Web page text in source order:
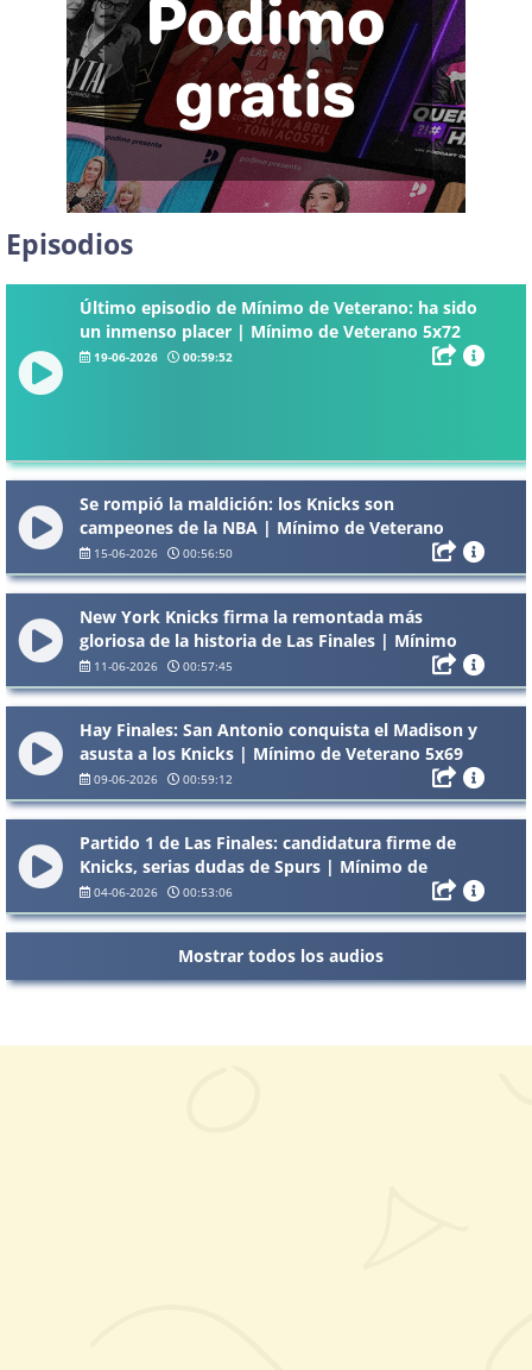
Episodios
Último episodio de Mínimo de Veterano: ha sido
un inmenso placer | Mínimo de Veterano 5x72
19-06-2026 00:59:52
Se rompió la maldición: los Knicks son
campeones de la NBA | Mínimo de Veterano
5x71
15-06-2026 00:56:50
New York Knicks firma la remontada más
gloriosa de la historia de Las Finales | Mínimo
de Veterano 5x70
11-06-2026 00:57:45
Hay Finales: San Antonio conquista el Madison y
asusta a los Knicks | Mínimo de Veterano 5x69
09-06-2026 00:59:12
Partido 1 de Las Finales: candidatura firme de
Knicks, serias dudas de Spurs | Mínimo de
Veterano 5x68
04-06-2026 00:53:06
Mostrar todos los audios